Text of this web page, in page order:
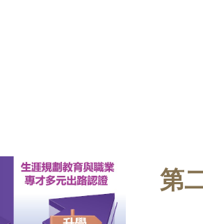
第